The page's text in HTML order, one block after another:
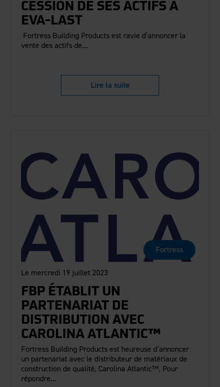
CESSION DE SES ACTIFS À
EVA-LAST
Fortress Building Products est ravie d’annoncer la
vente des actifs de...
Lire la suite
Fortress
Le mercredi 19 juillet 2023
FBP ÉTABLIT UN
PARTENARIAT DE
DISTRIBUTION AVEC
CAROLINA ATLANTIC™
Fortress Building Products est heureuse d’annoncer
un partenariat avec le distributeur de matériaux de
construction de qualité, Carolina Atlantic™. Pour
répondre...